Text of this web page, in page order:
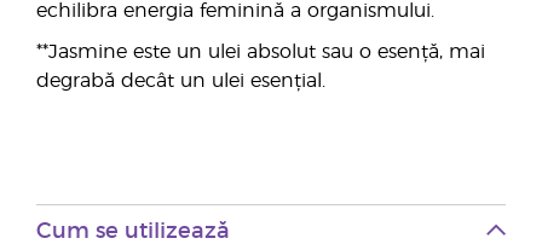
echilibra energia feminină a organismului.
**Jasmine este un ulei absolut sau o esență, mai
degrabă decât un ulei esențial.
Cum se utilizează